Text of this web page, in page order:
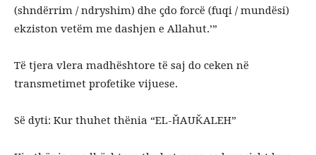
(shndërrim / ndryshim) dhe çdo forcë (fuqi / mundësi)
ekziston vetëm me dashjen e Allahut.’”
Të tjera vlera madhështore të saj do ceken në
transmetimet profetike vijuese.
Së dyti: Kur thuhet thënia “EL-ȞAUǨALEH”